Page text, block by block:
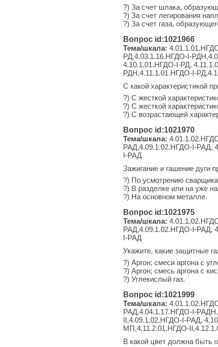
?) За счет шлака,
?) За счет легирования
?) За счет газа,
Вопрос id:1021966
Тема/шкала:
РД,4.03.1.16.НГДО-I-
4.10.1.01.НГДО-I-РД,
РДН,4.11.1.01.НГДО-I-
С какой характеристикой
?) С жесткой
?) С жесткой
?) С возрастающей
Вопрос id:1021970
Тема/шкала:
РАД,4.09.1.02.НГДО-I-РАД,
I-РАД
Зажигание и гашение дуги
?) По усмотрению
?) В разделке или на уже
?) На основном металле.
Вопрос id:1021975
Тема/шкала:
РАД,4.09.1.02.НГДО-I-РАД,
I-РАД
Укажите, какие защитные
?) Аргон; смеси аргона с
?) Аргон; смесь аргона с
?) Углекислый газ.
Вопрос id:1021999
Тема/шкала:
РАД,4.04.1.17.НГДО-I-
II,4.09.1.02.НГДО-I-РАД,
МП,4.11.2.01.НГДО-
В какой цвет должна быть